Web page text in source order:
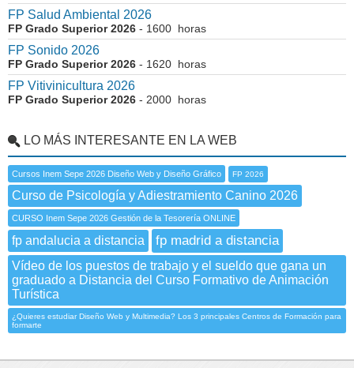
FP Salud Ambiental 2026
FP Grado Superior 2026 - 1600 horas
FP Sonido 2026
FP Grado Superior 2026 - 1620 horas
FP Vitivinicultura 2026
FP Grado Superior 2026 - 2000 horas
LO MÁS INTERESANTE EN LA WEB
Cursos Inem Sepe 2026 Diseño Web y Diseño Gráfico FP 2026
Curso de Psicología y Adiestramiento Canino 2026
CURSO Inem Sepe 2026 Gestión de la Tesorería ONLINE
fp andalucia a distancia fp madrid a distancia
Vídeo de los puestos de trabajo y el sueldo que gana un
graduado a Distancia del Curso Formativo de Animación
Turística
¿Quieres estudiar Diseño Web y Multimedia? Los 3 principales Centros de Formación para
formarte